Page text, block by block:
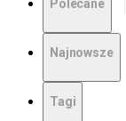
Polecane
Najnowsze
Tagi